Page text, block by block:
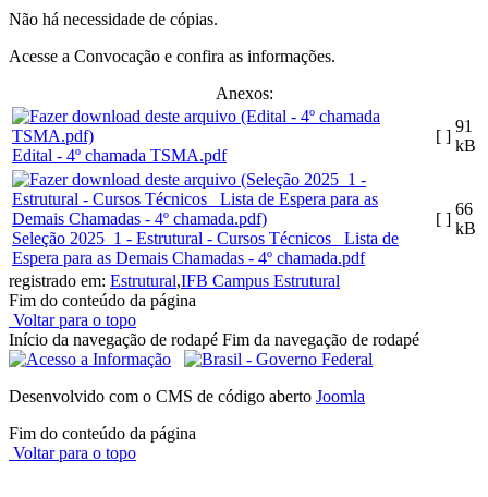
Não há necessidade de cópias.
Acesse a Convocação e confira as informações.
Anexos:
Edital - 4º chamada TSMA.pdf
[ ]
91
kB
Seleção 2025_1 - Estrutural - Cursos Técnicos_ Lista de
Espera para as Demais Chamadas - 4º chamada.pdf
[ ]
66
kB
registrado em: Estrutural,IFB Campus Estrutural
Fim do conteúdo da página
Voltar para o topo
Início da navegação de rodapé Fim da navegação de rodapé
Desenvolvido com o CMS de código aberto Joomla
Fim do conteúdo da página
Voltar para o topo